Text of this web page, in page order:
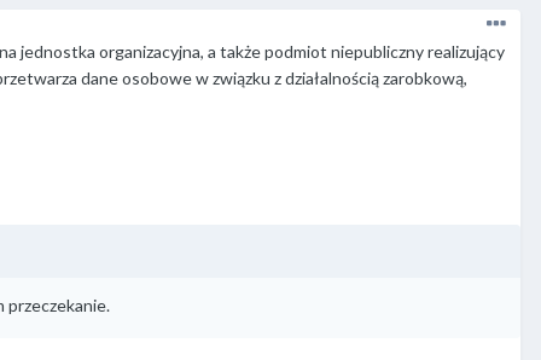
jednostka organizacyjna, a także podmiot niepubliczny realizujący
dane osobowe w związku z działalnością zarobkową,
przeczekanie.